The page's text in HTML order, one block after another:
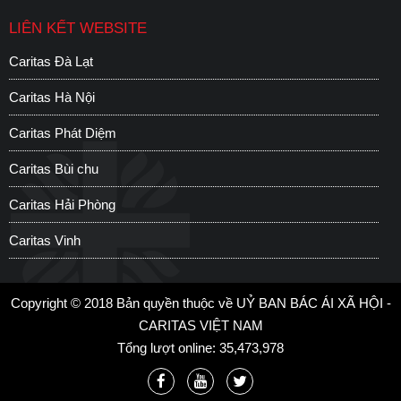
người dành cho người khuyết
tật, chính họ sẽ cảm nhận
được tình yêu thương của
Thiên Chúa dành cho họ qua
những người anh em xung
quanh.
LIÊN KẾT WEBSITE
Caritas Đà Lạt
Caritas Hà Nội
Caritas Phát Diệm
Caritas Bùi chu
Caritas Hải Phòng
Caritas Vinh
Copyright © 2018 Bản quyền thuộc về UỶ BAN BÁC ÁI XÃ HỘI -
CARITAS VIỆT NAM
Tổng lượt online: 35,473,978